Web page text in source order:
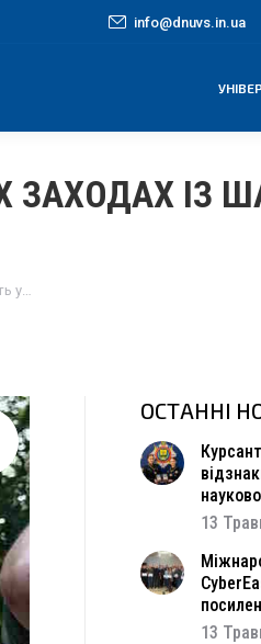
info@dnuvs.in.ua
ЗАХОДАХ ІЗ
у…
ОСТАННІ
13
13